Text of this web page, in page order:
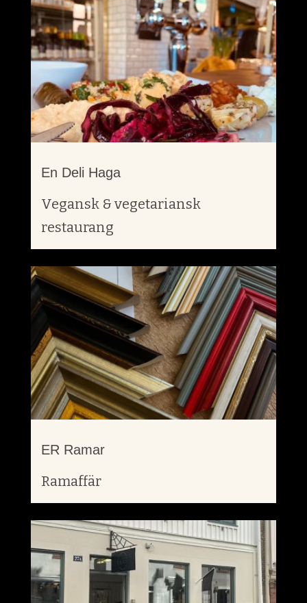
En Deli Haga
Vegansk & vegetariansk
restaurang
ER Ramar
Ramaffär